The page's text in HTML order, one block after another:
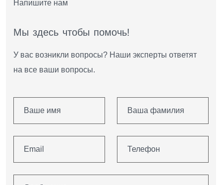
Напишите нам
Мы здесь чтобы помочь!
У вас возникли вопросы? Наши эксперты ответят
на все ваши вопросы.